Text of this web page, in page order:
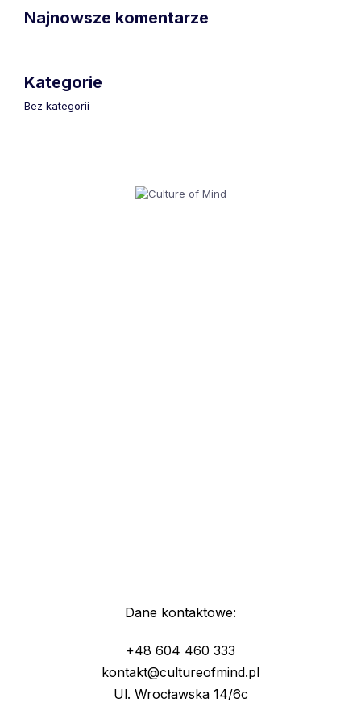
Najnowsze komentarze
Kategorie
Bez kategorii
Dane kontaktowe:
+48 604 460 333
kontakt@cultureofmind.pl
Ul. Wrocławska 14/6c